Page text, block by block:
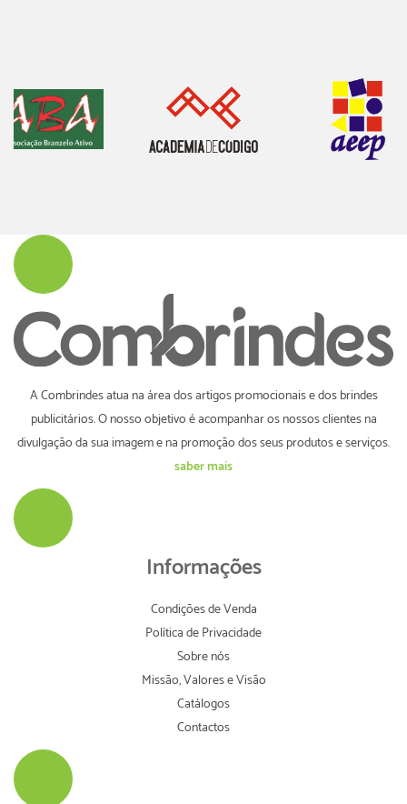
A Combrindes atua na área dos artigos promocionais e dos brindes
publicitários. O nosso objetivo é acompanhar os nossos clientes na
divulgação da sua imagem e na promoção dos seus produtos e serviços.
saber mais
Informações
Condições de Venda
Política de Privacidade
Sobre nós
Missão, Valores e Visão
Catálogos
Contactos